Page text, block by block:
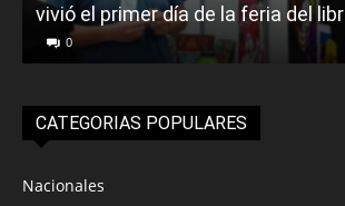
vivió el primer día de la feria del
0
CATEGORIAS POPULARES
Nacionales